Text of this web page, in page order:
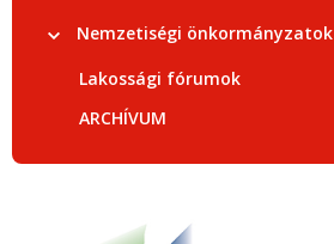
Nemzetiségi önkormányzatok
Lakossági fórumok
ARCHÍVUM